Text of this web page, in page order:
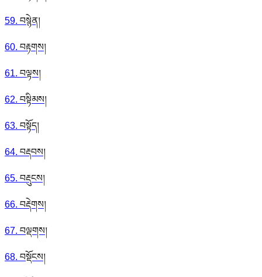
59. བསྙེན།
60. བརྟགས།
61. བལྟས།
62. བསྟིམས།
63. བསྟོད།
64. བརྡབས།
65. བརྡུངས།
66. བརྡེགས།
67. བལྡགས།
68. བསྡོངས།